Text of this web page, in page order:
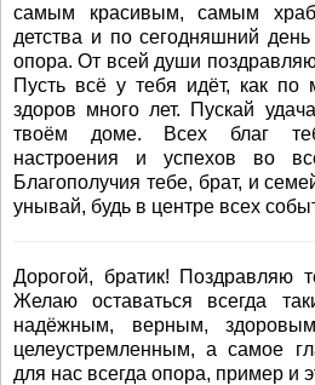
самым красивым, самым
детства и по сегодняшний
опора. От всей души
Пусть всё у тебя идёт, как по
здоров много лет. Пускай
твоём доме. Всех благ
настроения и успехов во
Благополучия тебе, брат, и
унывай, будь в центре всех
Дорогой, братик! Поздравляю
Желаю оставаться всегда
надёжным, верным,
целеустремленным, а самое
для нас всегда опора, пример и